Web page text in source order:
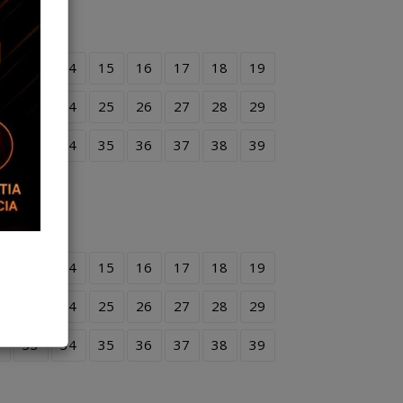
14 15 16 17 18 19
24 25 26 27 28 29
34 35 36 37 38 39
14 15 16 17 18 19
24 25 26 27 28 29
33 34 35 36 37 38 39